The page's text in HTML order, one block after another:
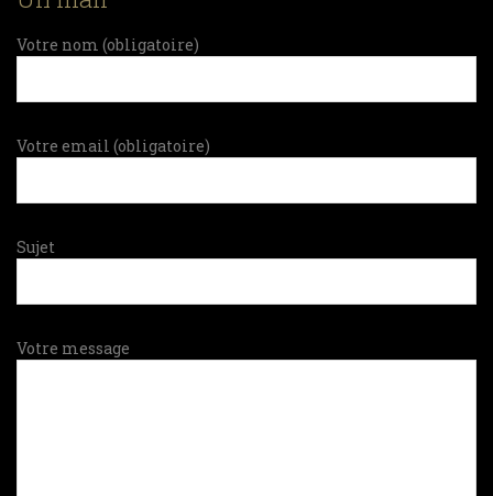
Votre nom (obligatoire)
Votre email (obligatoire)
Sujet
Votre message